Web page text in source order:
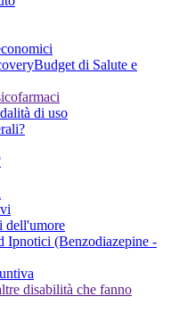
Budget di Salute e
di uso
dell'umore
Ipnotici (Benzodiazepine -